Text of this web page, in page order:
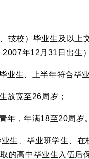
技校）毕业生及以上
年12月31日出生）
业生、上半年符合毕
放宽至26周岁；
年，年满18至20周岁。
生、毕业班学生、
的高中毕业生入伍后